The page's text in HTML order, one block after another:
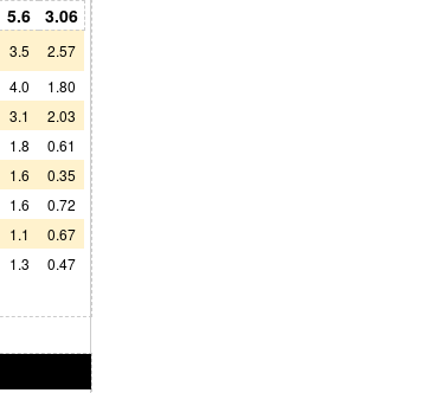
5.6 3.06
3.5 2.57
4.0 1.80
3.1 2.03
1.8 0.61
1.6 0.35
1.6 0.72
1.1 0.67
1.3
0.47